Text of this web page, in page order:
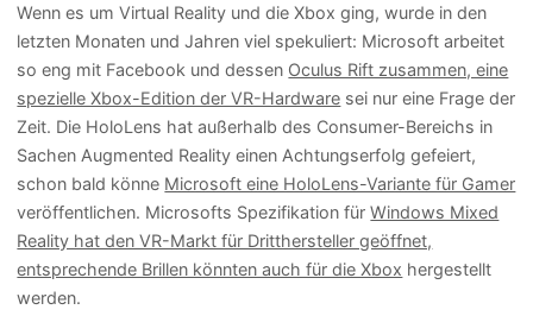
Wenn es um Virtual Reality und die Xbox ging, wurde in den
letzten Monaten und Jahren viel spekuliert: Microsoft arbeitet
so eng mit Facebook und dessen Oculus Rift zusammen, eine
spezielle Xbox-Edition der VR-Hardware sei nur eine Frage der
Zeit. Die HoloLens hat außerhalb des Consumer-Bereichs in
Sachen Augmented Reality einen Achtungserfolg gefeiert,
schon bald könne Microsoft eine HoloLens-Variante für Gamer
veröffentlichen. Microsofts Spezifikation fürWindows Mixed
Reality hat den VR-Markt für Dritthersteller geöffnet,
entsprechende Brillen könnten auch für die Xbox hergestellt
werden.